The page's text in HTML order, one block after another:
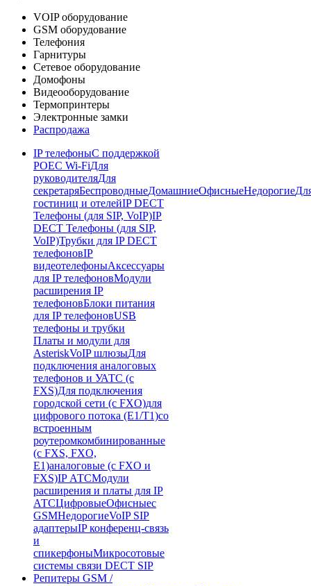
VOIP оборудование
GSM оборудование
Телефония
Гарнитуры
Сетевое оборудование
Домофоны
Видеооборудование
Термопринтеры
Электронные замки
Распродажа
IP телефоныС поддержкой
POEC Wi-FiДля
руководителяДля
секретаряБеспроводныеДомашниеОфисныеНедорогие
гостиниц и отелейIP DECT
Телефоны (для SIP, VoIP)IP
DECT Телефоны (для SIP,
VoIP)Трубки для IP DECT
телефоновIP
видеотелефоныАксессуары
для IP телефоновМодули
расширения IP
телефоновБлоки питания
для IP телефоновUSB
телефоны и трубки
Платы и модули для
AsteriskVoIP шлюзыДля
подключения аналоговых
телефонов и УАТС (с
FXS)Для подключения
городской сети (с FXO)для
цифрового потока (E1/T1)со
встроенным
роутеромкомбинированные
(c FXS, FXO,
E1)аналоговые (с FXO и
FXS)IP АТСМодули
расширения и платы для IP
АТСЦифровыеОфисныес
GSMНедорогиеVoIP SIP
адаптерыIP конференц-связь
и
спикерфоныМикросотовые
системы связи DECT SIP
Репитеры GSM /